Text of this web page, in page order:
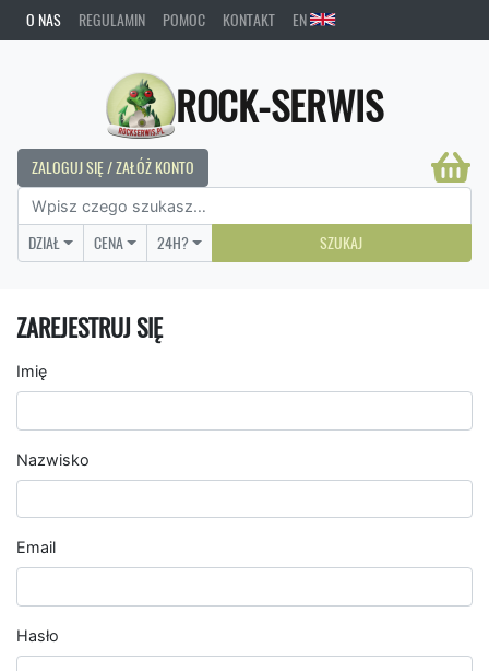
O NAS REGULAMIN POMOC KONTAKT EN
ROCK-SERWIS
ZALOGUJ SIĘ / ZAŁÓŻ KONTO
DZIAŁ CENA 24H? SZUKAJ
ZAREJESTRUJ SIĘ
Imię
Nazwisko
Email
Hasło